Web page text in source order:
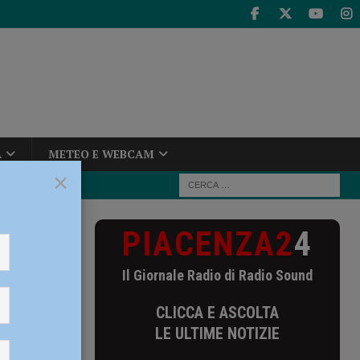
METEO E WEBCAM
campo la
PIACENZA24
Il Giornale Radio di Radio Sound
CLICCA E ASCOLTA
LE ULTIME NOTIZIE
×